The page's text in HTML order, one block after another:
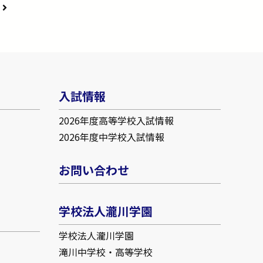
入試情報
2026年度高等学校入試情報
2026年度中学校入試情報
お問い合わせ
学校法人瀧川学園
学校法人瀧川学園
滝川中学校・高等学校